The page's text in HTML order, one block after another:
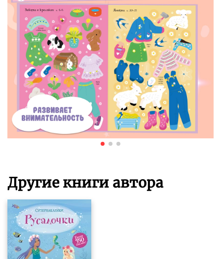
Другие книги автора